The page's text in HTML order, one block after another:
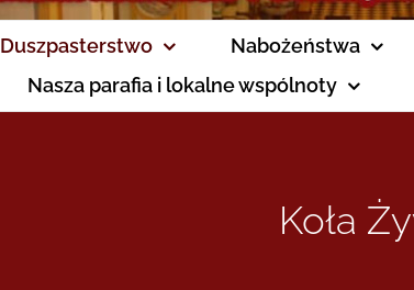
Duszpasterstwo Nabożeństwa
Nasza parafia i lokalne wspólnoty
Koła